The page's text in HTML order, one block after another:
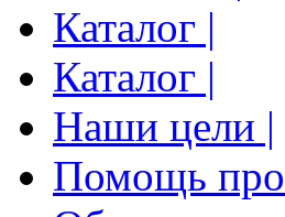
Каталог |
Каталог |
Наши цели |
Помощь